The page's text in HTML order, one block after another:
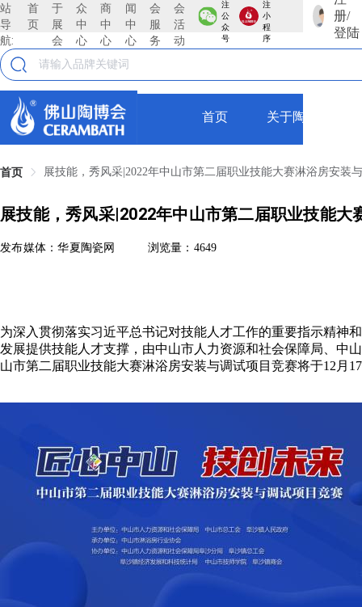
站
导
航:
首
页
于
展
会
众
中
心
商
中
心
闻
中
心
会
服
务
会
活
动
注
公
众
号
注
小
程
序
册/
登陆
首页 关于陶博会
首页 展技能，秀风采|2022年中山市第二届职业技能大赛淋浴房安装
展技能，秀风采|2022年中山市第二届职业技能
发布媒体：华夏陶瓷网 浏览量：4649
为深入贯彻落实习近平总书记对技能人才工作的重要指示精神
发展提供技能人才支撑，由中山市人力资源和社会保障局、中
山市第二届职业技能大赛淋浴房安装与调试项目竞赛将于12月